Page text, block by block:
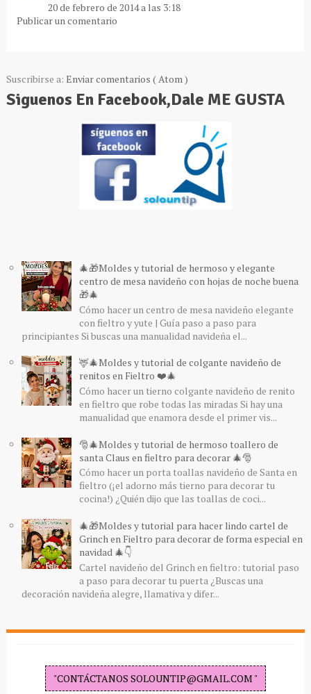
20 de febrero de 2014 a las 3:18
Publicar un comentario
Suscribirse a: Enviar comentarios ( Atom )
Siguenos En Facebook,Dale ME GUSTA
🎄🎁Moldes y tutorial de hermoso y elegante
centro de mesa navideño con hojas de noche buena
🎁🎄
Cómo hacer un centro de mesa navideño elegante
con fieltro y yute | Guía paso a paso para
principiantes Si buscas una manualidad navideña el...
🦌🎄Moldes y tutorial de colgante navideño de
renitos en Fieltro ❤️🎄
Cómo hacer un tierno colgante navideño de renito
en fieltro que robe todas las miradas Si hay una
manualidad que enamora desde el primer vis...
🎅🎄Moldes y tutorial de hermoso toallero de
santa Claus en fieltro para decorar 🎄🎅
Cómo hacer un porta toallas navideño de Santa en
fieltro (¡el adorno más tierno para decorar tu
cocina!) ¿Quién dijo que las toallas de coci...
🎄🎁Moldes y tutorial para hacer lindo cartel de
Grinch en Fieltro para decorar de forma especial en
navidad 🎄👇
Cartel navideño del Grinch en fieltro: tutorial paso
a paso para decorar tu puerta ¿Buscas una
decoración navideña alegre, llamativa y difer...
"CONTÁCTANOS SOLOUNTIP@GMAIL.COM "